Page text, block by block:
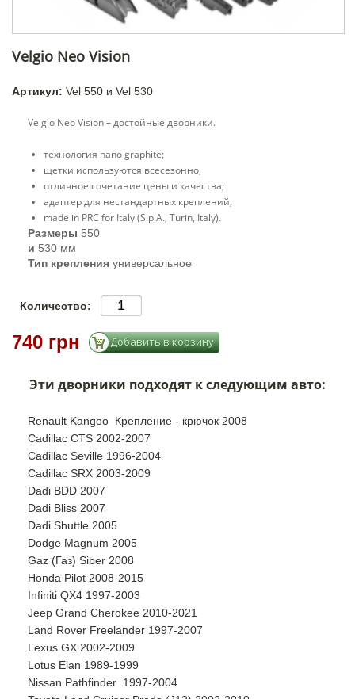
Velgio Neo Vision
Артикул: Vel 550 и Vel 530
Velgio Neo Vision – достойные дворники.
технология nano graphite;
щетки используются всесезонно;
отличное сочетание цены и качества;
адаптер для нестандартных креплений;
made in PRC for Italy (S.p.A., Turin, Italy).
Размеры 550
и 530 мм
Тип крепления универсальное
Количество:
740 грн
Эти дворники подходят к следующим авто:
Renault Kangoo Крепление - крючок 2008
Cadillac CTS 2002-2007
Cadillac Seville 1996-2004
Cadillac SRX 2003-2009
Dadi BDD 2007
Dadi Bliss 2007
Dadi Shuttle 2005
Dodge Magnum 2005
Gaz (Газ) Siber 2008
Honda Pilot 2008-2015
Infiniti QX4 1997-2003
Jeep Grand Cherokee 2010-2021
Land Rover Freelander 1997-2007
Lexus GX 2002-2009
Lotus Elan 1989-1999
Nissan Pathfinder 1997-2004